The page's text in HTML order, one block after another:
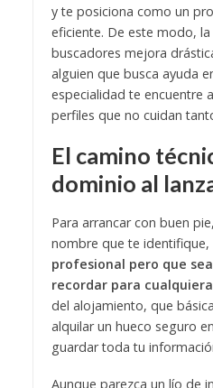
y te posiciona como un
eficiente. De este modo,
buscadores mejora
alguien que busca ayuda
especialidad te encuentre
perfiles que no cuidan
El camino
dominio al
Para arrancar con buen
nombre que te identifique,
profesional pero que
recordar para cualquiera
del alojamiento, que
alquilar un hueco seguro
guardar toda tu
Aunque parezca un lío de